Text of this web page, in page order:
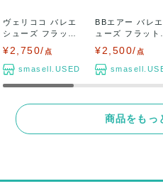
ヴェリココ バレエ
シューズ フラット
¥2,750/ 点
smasell.USED
BBエアー バレ
ューズ フラット
¥2,500/ 点
商品をも